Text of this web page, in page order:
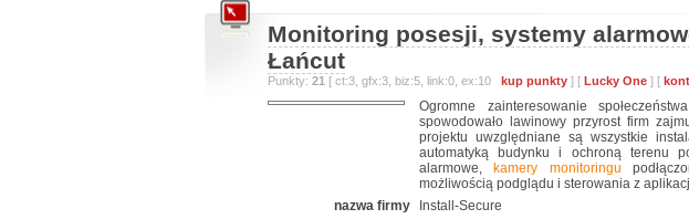
Monitoring posesji, systemy
Łańcut
Punkty: 21 [ ct:3, gfx:3, biz:5, link:0, ex:10 kup punkty ] [ Lucky One ] [
Ogromne zainteresowanie
spowodowało lawinowy przyrost firm
projektu uwzględniane są wszystkie
automatyką budynku i ochroną terenu
alarmowe, kamery monitoringu
możliwością podglądu i sterowania z
nazwa firmy
Install-Secure